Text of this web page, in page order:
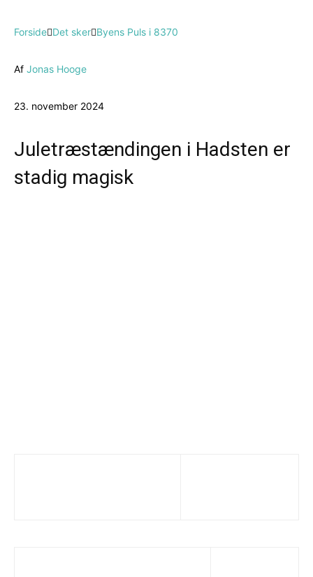
Forside Det sker Byens Puls i 8370
Af Jonas Hooge
23. november 2024
Juletræstændingen i Hadsten er
stadig magisk